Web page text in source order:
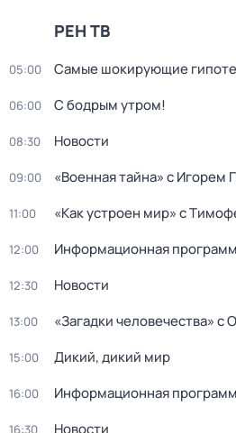
РЕН ТВ
05:00 Самые шoкиpующие
06:00 С бодрым утром!
08:30 Новости
09:00 «Военная тайна» с Игорем
11:00 «Как устроен мир» с
12:00 Информационная
12:30 Новости
13:00 «Загадки человечества»
15:00 Дикий, дикий мир
16:00 Информационная
16:30 Новости